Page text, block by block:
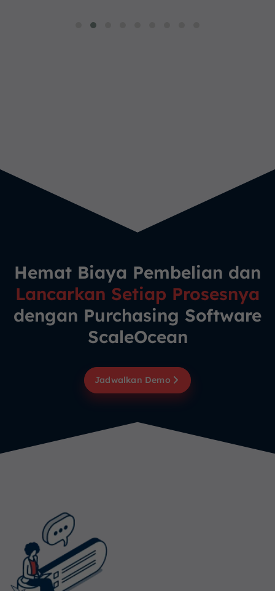
Hemat Biaya Pembelian dan
Lancarkan Setiap Prosesnya
dengan Purchasing Software
ScaleOcean
Jadwalkan Demo